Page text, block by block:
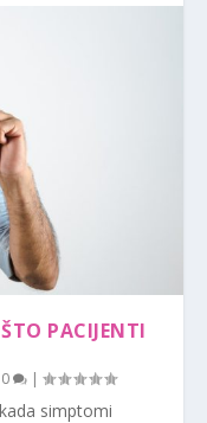
PACIJENTI
0 |
simptomi